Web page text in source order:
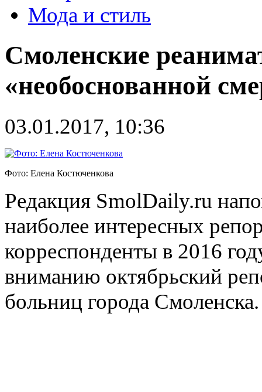
Мода и стиль
Смоленские
«необоснованной
03.01.2017, 10:36
Фото: Елена Костюченкова
Редакция SmolDaily.ru
наиболее интересных
корреспонденты в 2016
вниманию октябрьский
больниц города Смоленска.